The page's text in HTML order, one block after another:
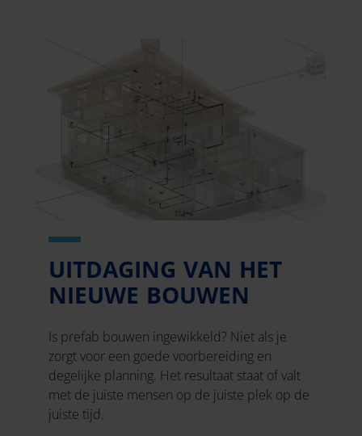
UITDAGING VAN HET
NIEUWE BOUWEN
Is prefab bouwen ingewikkeld? Niet als je
zorgt voor een goede voorbereiding en
degelijke planning. Het resultaat staat of valt
met de juiste mensen op de juiste plek op de
juiste tijd.